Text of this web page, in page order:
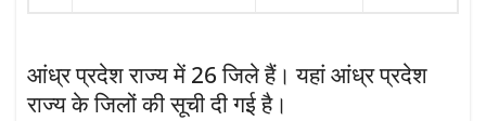
आंध्र प्रदेश राज्य में 26 जिले हैं। यहां आंध्र प्रदेश
राज्य के जिलों की सूची दी गई है।